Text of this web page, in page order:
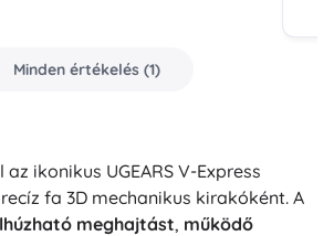
Minden értékelés(1)
az ikonikus UGEARS V-Express
fa 3D mechanikus kirakóként. A
meghajtást, működő